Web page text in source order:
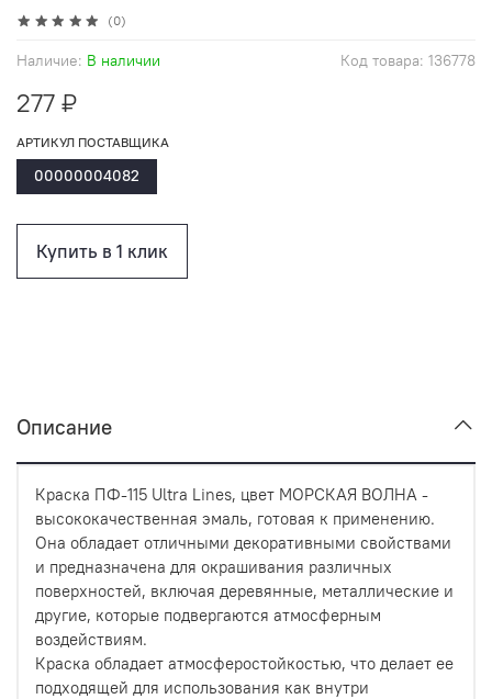
(0)
Код товара: 136778
Наличие: В наличии
277 ₽
Купить в 1 клик
АРТИКУЛ ПОСТАВЩИКА
00000004082
Описание
Краска ПФ-115 Ultra Lines, цвет МОРСКАЯ ВОЛНА -
высококачественная эмаль, готовая к применению.
Она обладает отличными декоративными свойствами
и предназначена для окрашивания различных
поверхностей, включая деревянные, металлические и
другие, которые подвергаются атмосферным
воздействиям.
Краска обладает атмосферостойкостью, что делает ее
подходящей для использования как внутри